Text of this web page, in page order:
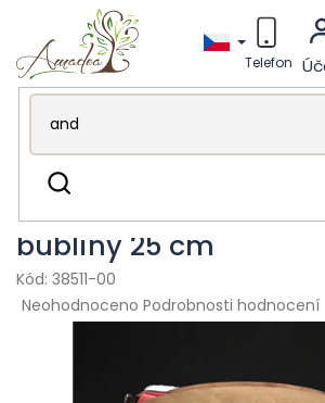
obsah
Hledat
Dřevěná výroba z Česka
Dřevěná kabelka
bubliny 25 cm
38511-00
Průměrné
hodnocení
Neohodnoceno Podrobnosti hodnocení